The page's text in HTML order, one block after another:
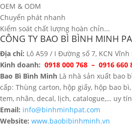
OEM & ODM
Chuyển phát nhanh
Kiểm soát chất lượng hoàn chỉn...
CÔNG TY BAO BÌ BÌNH MINH
Địa chỉ: Lô A59 / I Đường số 7, KCN Vĩnh
Kinh doanh: 0918 000 768 – 0916 660
Bao Bì Bình Minh Là nhà sản xuất bao
cấp: Thùng carton, hộp giấy, hộp bao
tem, nhãn, decal, lịch, catalogue,… uy
Email: info@binhminhpat.com
Website: www.baobibinhminh.vn